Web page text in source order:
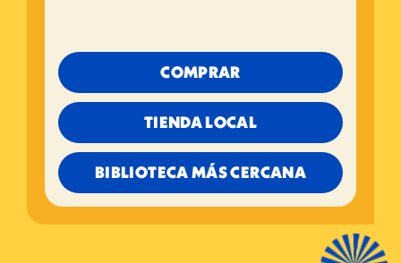
COMPRAR
TIENDA LOCAL
BIBLIOTECA MÁS CERCANA